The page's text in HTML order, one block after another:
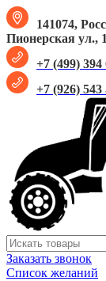
141074,
Пионерская ул.,
+7 (499) 394
+7 (926) 543
Заказать звонок
Список желаний